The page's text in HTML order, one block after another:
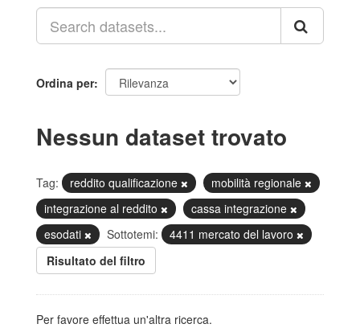
Ordina per
Nessun dataset trovato
Tag: reddito qualificazione
mobilità regionale
integrazione al reddito
cassa integrazione
esodati
Sottotemi:
4411 mercato del lavoro
Risultato del filtro
Per favore effettua un'altra ricerca.